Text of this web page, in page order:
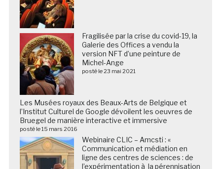
Fragilisée par la crise du covid-19, la
Galerie des Offices a vendu la
version NFT d’une peinture de
Michel-Ange
posté le 23 mai 2021
Les Musées royaux des Beaux-Arts de Belgique et
l’Institut Culturel de Google dévoilent les oeuvres de
Bruegel de manière interactive et immersive
posté le 15 mars 2016
Webinaire CLIC – Amcsti : «
Communication et médiation en
ligne des centres de sciences : de
l’expérimentation à la pérennisation